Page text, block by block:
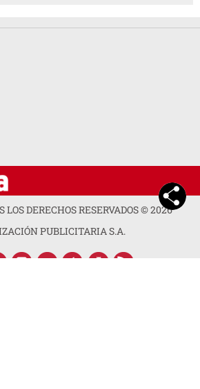
LOS DERECHOS RESERVADOS ©2026
PUBLICITARIA S.A.